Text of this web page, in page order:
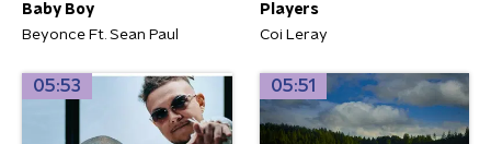
Baby Boy
Beyonce Ft. Sean Paul
Players
Coi Leray
05:53 05:51